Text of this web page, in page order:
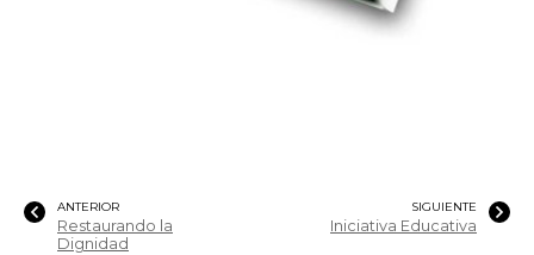
ANTERIOR
Restaurando la
Dignidad
SIGUIENTE
Iniciativa Educativa